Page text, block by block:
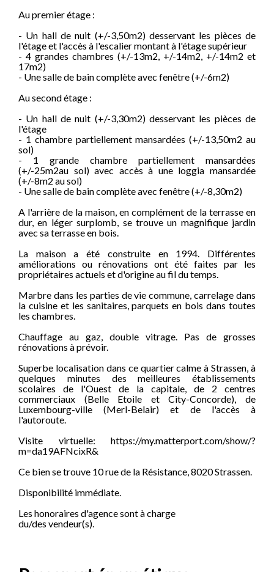
Au premier étage :
- Un hall de nuit (+/-3,50m2) desservant les pièces de
l'étage et l'accès à l'escalier montant à l'étage supérieur
- 4 grandes chambres (+/-13m2, +/-14m2, +/-14m2 et
17m2)
- Une salle de bain complète avec fenêtre (+/-6m2)
Au second étage :
- Un hall de nuit (+/-3,30m2) desservant les pièces de
l'étage
- 1 chambre partiellement mansardées (+/-13,50m2 au
sol)
- 1 grande chambre partiellement mansardées
(+/-25m2au sol) avec accès à une loggia mansardée
(+/-8m2 au sol)
- Une salle de bain complète avec fenêtre (+/-8,30m2)
A l'arrière de la maison, en complément de la terrasse en
dur, en léger surplomb, se trouve un magnifique jardin
avec sa terrasse en bois.
La maison a été construite en 1994. Différentes
améliorations ou rénovations ont été faites par les
propriétaires actuels et d'origine au fil du temps.
Marbre dans les parties de vie commune, carrelage dans
la cuisine et les sanitaires, parquets en bois dans toutes
les chambres.
Chauffage au gaz, double vitrage. Pas de grosses
rénovations à prévoir.
Superbe localisation dans ce quartier calme à Strassen, à
quelques minutes des meilleures établissements
scolaires de l'Ouest de la capitale, de 2 centres
commerciaux (Belle Etoile et City-Concorde), de
Luxembourg-ville (Merl-Belair) et de l'accès à
l'autoroute.
Visite virtuelle: https://my.matterport.com/show/?
m=da19AFNcixR&
Ce bien se trouve 10 rue de la Résistance, 8020 Strassen.
Disponibilité immédiate.
Les honoraires d'agence sont à charge
du/des vendeur(s).